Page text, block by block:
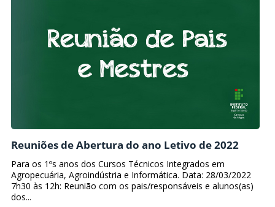
Reuniões de Abertura do ano Letivo de 2022
Para os 1ºs anos dos Cursos Técnicos Integrados em
Agropecuária, Agroindústria e Informática. Data: 28/03/2022
7h30 às 12h: Reunião com os pais/responsáveis e alunos(as)
dos...